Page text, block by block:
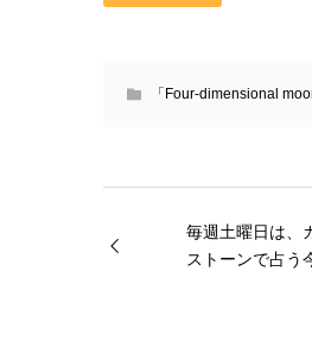
「Four-dimensional
毎週土曜日は、
ストーンで占う